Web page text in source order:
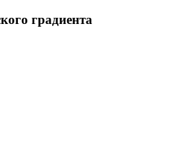
градиента